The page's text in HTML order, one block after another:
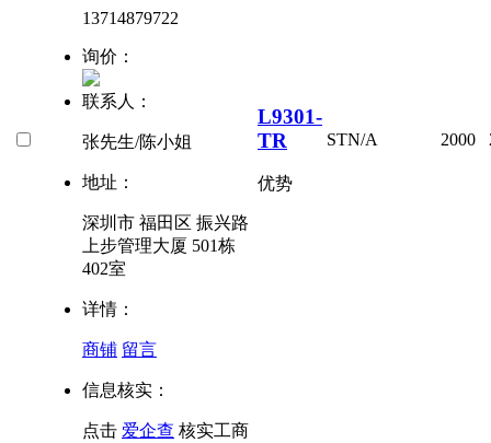
13714879722
询价：
联系人：
张先生/陈小姐
地址：
深圳市 福田区 振兴路
上步管理大厦 501栋
402室
详情：
商铺 留言
信息核实：
点击 爱企查 核实工商
L9301-
TR
优势
STN/A 2000